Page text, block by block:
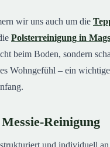
wir uns auch um die
Polsterreinigung in
beim Boden, sondern
Wohngefühl – ein
Reinigung